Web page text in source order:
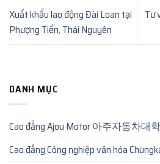
Xuất khẩu lao động Đài Loan tại
Phượng Tiến, Thái Nguyên
Tư
DANH MỤC
Cao đẳng Ajou Motor 아주자동차대학
Cao đẳng Công nghiệp văn hóa